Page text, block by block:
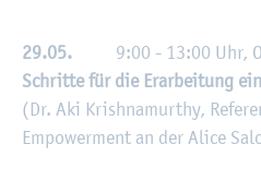
29.05. 9:00 - 13:00 Uhr,
Schrit­te für die Er­ar­bei­tung
(Dr. Aki Krishna­mur­thy,
Em­power­ment an der Alice